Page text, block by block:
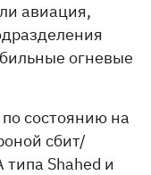
авиация,
огневые
состоянию на
сбит/
Shahed и